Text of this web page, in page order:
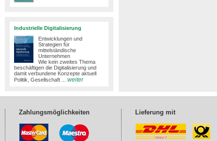
Industrielle Digitalisierung
Entwicklungen und
Strategien für
mittelständische
Unternehmen
Wie kein zweites Thema
beschäftigen die Digitalisierung und
damit verbundene Konzepte aktuell
Politik, Gesellschaft ...
weiter
Zahlungsmöglichkeiten Lieferung mit